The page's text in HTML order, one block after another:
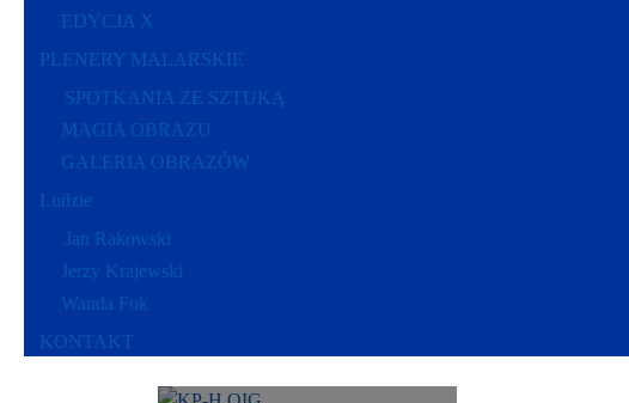
EDYCJA X
PLENERY MALARSKIE
SPOTKANIA ZE SZTUKĄ
MAGIA OBRAZU
GALERIA OBRAZÓW
Ludzie
Jan Rakowski
Jerzy Krajewski
Wanda Fok
KONTAKT